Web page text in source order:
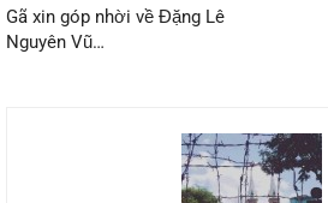
Gã xin góp nhời về Đặng Lê
Nguyên Vũ…